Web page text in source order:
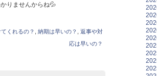
りませんからね💦
くれるの？ 納期は早いの？
返事や対
応は早いの？